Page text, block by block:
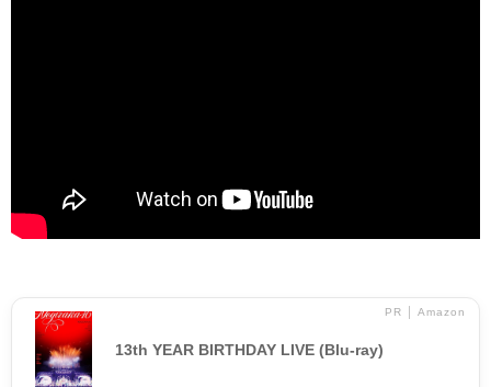
PR │ Amazon
13th YEAR BIRTHDAY LIVE (Blu-ray)